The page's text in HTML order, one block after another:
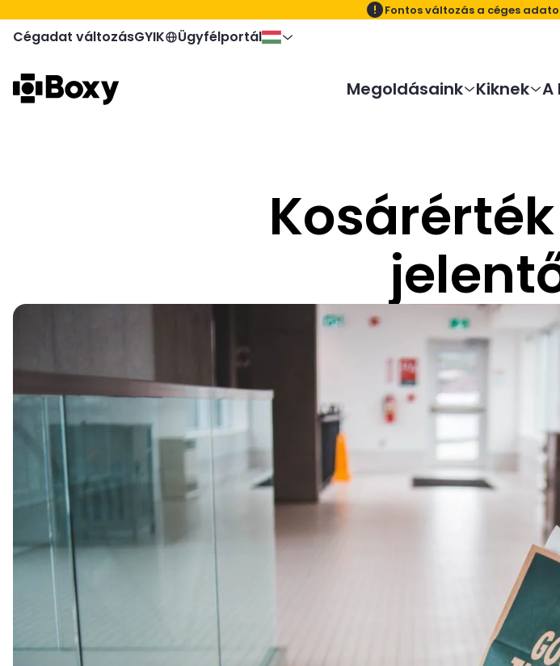
Fontos változás a céges
Cégadat változásGYIK Ügyfélportál
Megoldásaink Kiknek A